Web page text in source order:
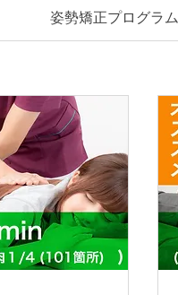
姿勢矯正プログラム